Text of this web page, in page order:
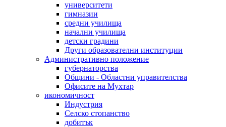
университети
гимназии
средни училища
начални училища
детски градини
Други образователни институции
Административно положение
губернаторства
Общини - Областни управителства
Офисите на Мухтар
икономичност
Индустрия
Селско стопанство
добитък